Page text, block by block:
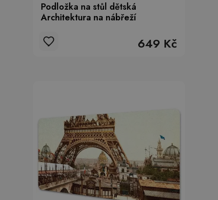
Podložka na stůl dětská
Architektura na nábřeží
649 Kč